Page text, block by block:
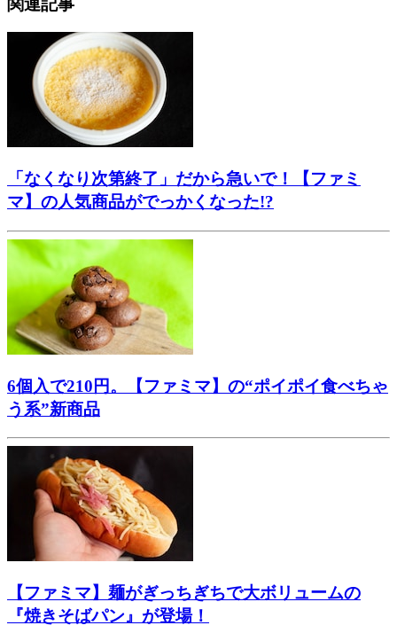
「なくなり次第終了」だから急いで！【ファミ
マ】の人気商品がでっかくなった!?
6個入で210円。【ファミマ】の“ポイポイ食べちゃ
う系”新商品
【ファミマ】麺がぎっちぎちで大ボリュームの
『焼きそばパン』が登場！